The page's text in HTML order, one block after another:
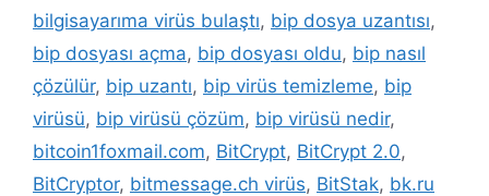
bilgisayarıma virüs bulaştı, bip dosya uzantısı,
bip dosyası açma, bip dosyası oldu, bip nasıl
çözülür, bip uzantı, bip virüs temizleme, bip
virüsü, bip virüsü çözüm, bip virüsü nedir,
bitcoin1foxmail.com, BitCrypt, BitCrypt 2.0,
BitCryptor, bitmessage.ch virüs, BitStak, bk.ru